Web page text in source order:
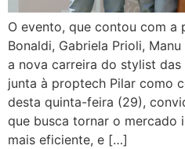
O evento, que contou com a
Bonaldi, Gabriela Prioli,
a nova carreira do stylist das
junta à proptech Pilar como
desta quinta-feira (29),
que busca tornar o mercado
mais eficiente, e […]